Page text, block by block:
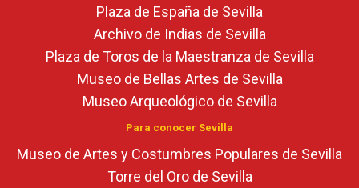
Plaza de España de Sevilla
Archivo de Indias de Sevilla
Plaza de Toros de la Maestranza de Sevilla
Museo de Bellas Artes de Sevilla
Museo Arqueológico de Sevilla
Para conocer Sevilla
Museo de Artes y Costumbres Populares de Sevilla
Torre del Oro de Sevilla